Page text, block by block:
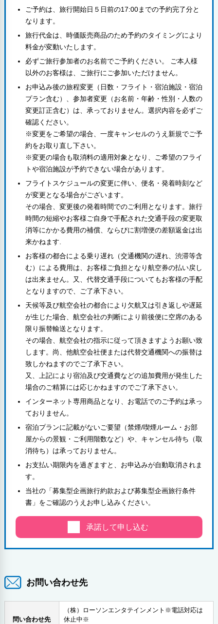
ご予約は、旅行開始日５日前の17:00までの予約完了分と
なります。
旅行代金は、時価販売商品のため予約のタイミングにより
料金が変動いたします。
必ずご旅行参加者のお名前でご予約ください。 ご本人様
以外のお客様は、ご旅行にご参加いただけません。
お申込み後の旅程変更（日数・フライト・宿泊施設・宿泊
プラン含む）、参加者変更（お名前・年齢・性別・人数の
変更訂正含む）は、承っておりません。選択内容を必ずご
確認ください。
※変更をご希望の場合、一度キャンセルのうえ新規でご予
約をお取り直し下さい。
※変更の場合も取消料の適用対象となり、ご希望のフライ
トや宿泊施設が予約できない場合があります。
フライトスケジュールの変更に伴い、便名・発着時刻など
が変更となる場合がございます。
その場合、変更後の発着時間でのご利用となります。旅行
時間の短縮やお客様ご自身で手配された交通手段の変更取
消等にかかる費用の補償、ならびに割増便の差額返金は出
来かねます.
お客様の都合による乗り遅れ（交通機関の遅れ、渋滞等含
む）による費用は、お客様ご負担となり航空券の払い戻し
は出来ません。又、代替交通手段についてもお客様の手配
となりますので、ご了承下さい。
天候等及び航空会社の都合により欠航又は引き返しや遅延
が生じた場合、航空会社の判断により前後便に空席のある
限り振替輸送となります。
その場合、航空会社の指示に従って頂きますようお願い致
します。尚、他航空会社便または代替交通機関への振替は
致しかねますのでご了承下さい。
又、上記により宿泊及び交通費などの追加費用が発生した
場合のご精算には応じかねますのでご了承下さい。
インターネット専用商品となり、お電話でのご予約は承っ
ておりません。
宿泊プランに記載がないご要望（禁煙/喫煙ルーム・お部
屋からの景観・ご利用階数など）や、キャンセル待ち（取
消待ち）は承っておりません。
お支払い期限内を過ぎますと、お申込みが自動取消されま
す。
当社の「募集型企画旅行約款および募集型企画旅行条件
書」をご確認のうえお申し込みください。
承諾して申し込む
お問い合わせ先
問い合わせ先
（株）ローソンエンタテインメント※電話対応は
休止中※